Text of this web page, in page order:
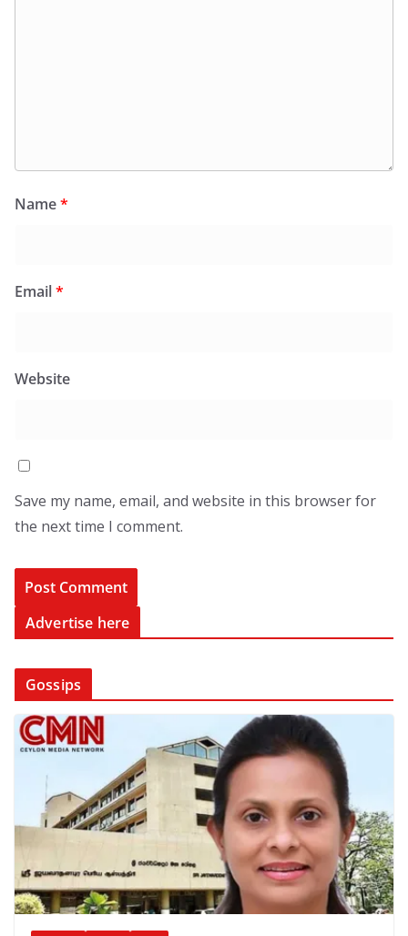
Name*
Email*
Website
Save my name, email, and website in this browser for
the next time I comment.
Advertise here
Gossips